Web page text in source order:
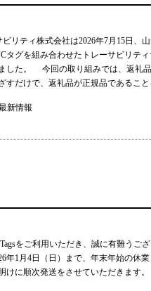
ビリティ株式会社は2026年7月15日、
タグを組み合わせたトレーサビリテ
した。 今回の取り組みでは、返礼
すだけで、返礼品が正規品であるこ
新情報
をご利用いただき、誠に有難う
年1月4日（日）まで、年末年始の
けに順次発送をさせていただきます